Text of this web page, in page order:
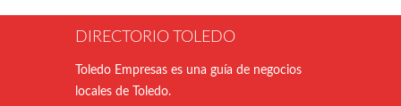
DIRECTORIO TOLEDO
Toledo Empresas es una guía de negocios
locales de Toledo.